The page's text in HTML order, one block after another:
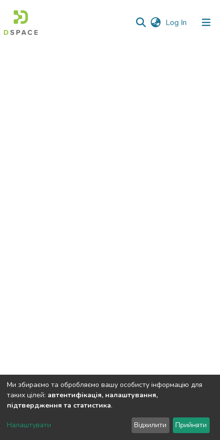
Log In (current)
DSpace software copyright © 2002-2026 LYRASIS
Send Feedback
Ми збираємо та обробляємо вашу особисту інформацію для
таких цілей: автентифікація, налаштування,
підтвердження та статистика.
Налаштувати Відхилити Прийняти